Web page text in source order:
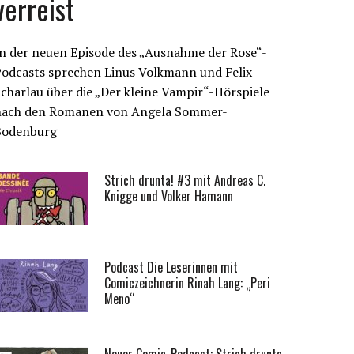
der neuen Episode des „Ausnahme der Rose“-
sprechen Linus Volkmann und Felix
über die „Der kleine Vampir“-Hörspiele
den Romanen von Angela Sommer-
Strich drunta! #3 mit Andreas C.
Knigge und Volker Hamann
Podcast Die Leserinnen mit
Comiczeichnerin Rinah Lang: „Peri
Meno“